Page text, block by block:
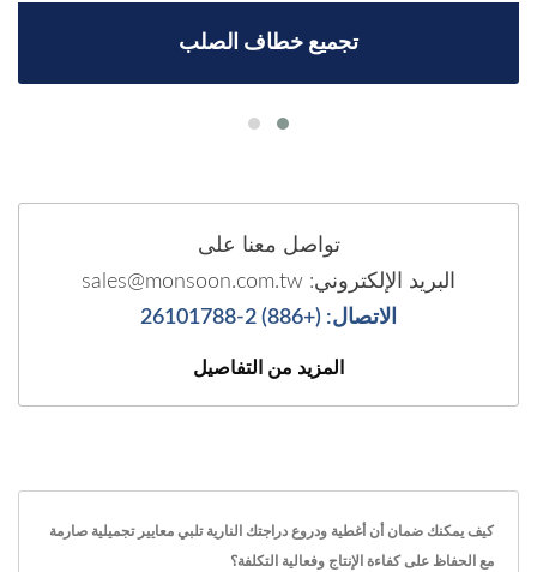
تجميع خطاف الصلب
تواصل معنا على
البريد الإلكتروني: sales@monsoon.com.tw
الاتصال: (+886) 2-26101788
المزيد من التفاصيل
كيف يمكنك ضمان أن أغطية ودروع دراجتك النارية تلبي معايير تجميلية صارمة
مع الحفاظ على كفاءة الإنتاج وفعالية التكلفة؟